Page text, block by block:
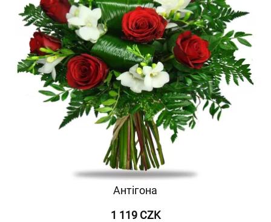
Антігона
1 119 CZK